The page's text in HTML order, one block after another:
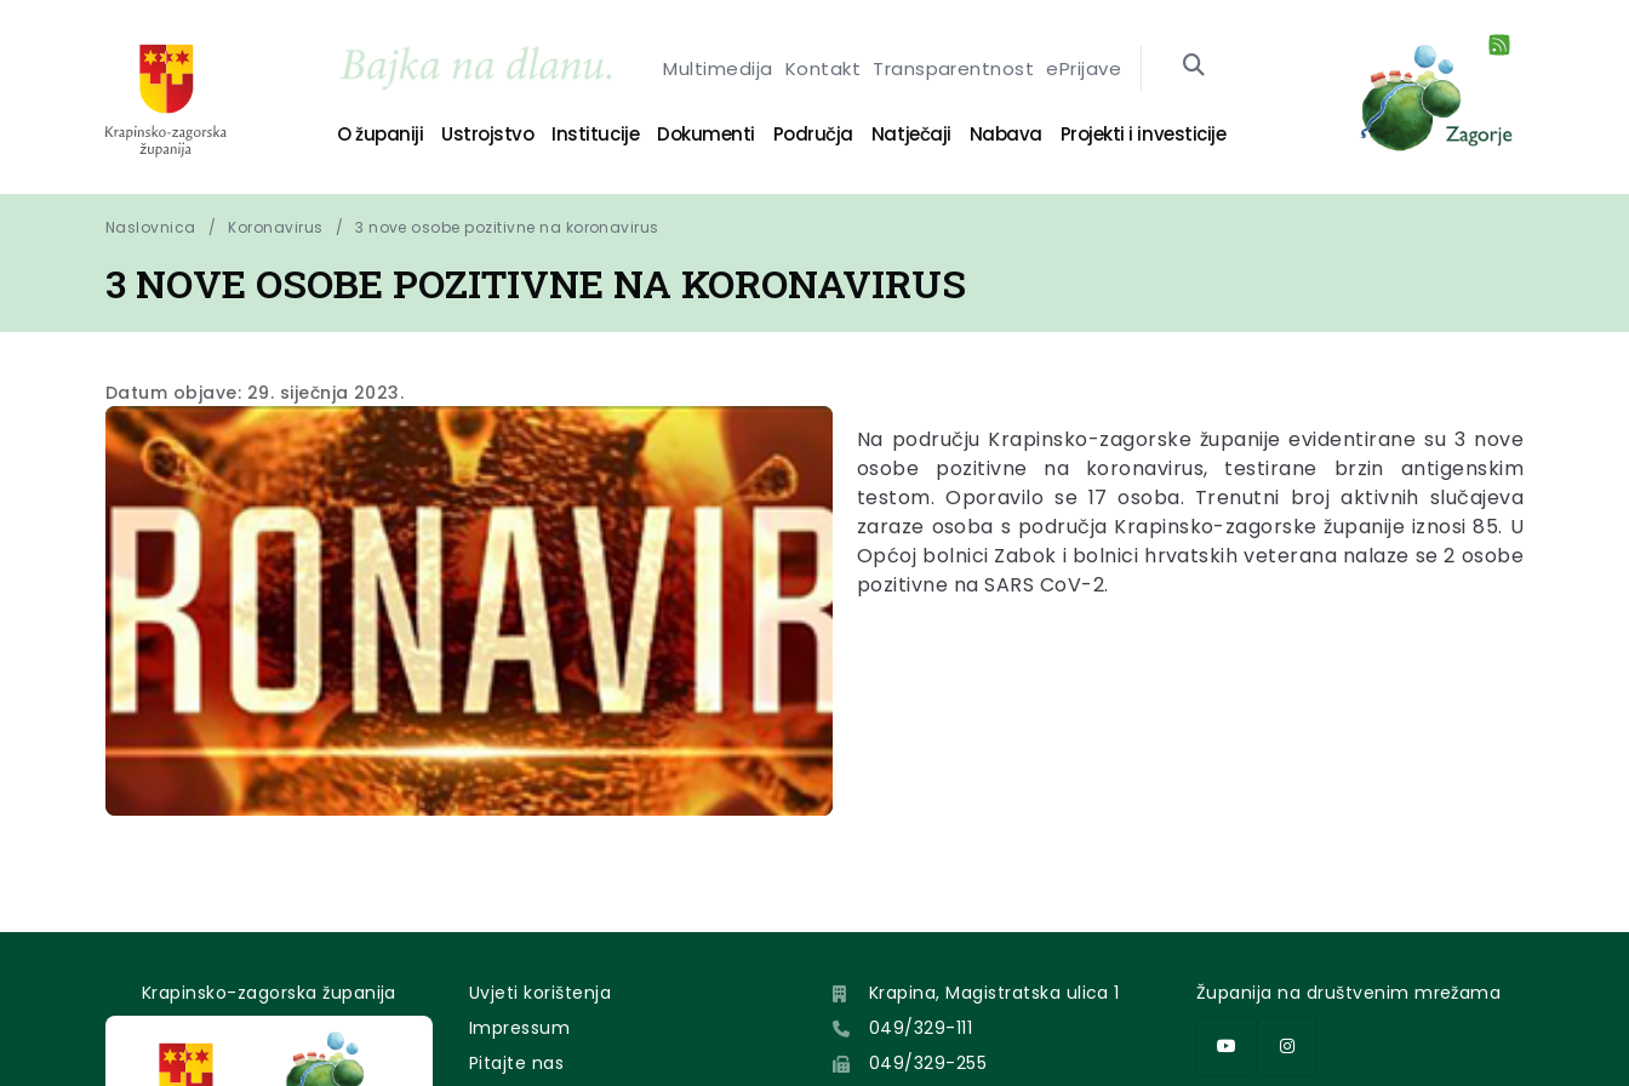
Multimedija Kontakt Transparentnost ePrijave
O županiji Ustrojstvo Institucije Dokumenti Područja Natječaji Nabava Projekti i investicije
Naslovnica Koronavirus 3 nove osobe pozitivne na koronavirus
3 NOVE OSOBE POZITIVNE NA KORONAVIRUS
Datum objave: 29. siječnja 2023.
Na području Krapinsko-zagorske županije evidentirane su 3 nove
osobe pozitivne na koronavirus, testirane brzin antigenskim
testom. Oporavilo se 17 osoba. Trenutni broj aktivnih slučajeva
zaraze osoba s područja Krapinsko-zagorske županije iznosi 85. U
Općoj bolnici Zabok i bolnici hrvatskih veterana nalaze se 2 osobe
pozitivne na SARS CoV-2.
Krapinsko-zagorska županija
Uvjeti korištenja
Impressum
Pitajte nas
Krapina, Magistratska ulica 1
049/329-111
049/329-255
Županija na društvenim mrežama